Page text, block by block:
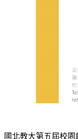
國北教大第五屆校